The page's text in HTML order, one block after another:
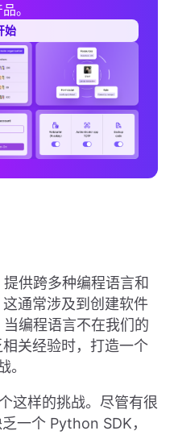
。
始
供跨多种编程语言和
通常涉及到创建软件
编程语言不在我们的
关经验时，打造一个
。
这样的挑战。尽管有很
一个 Python SDK，